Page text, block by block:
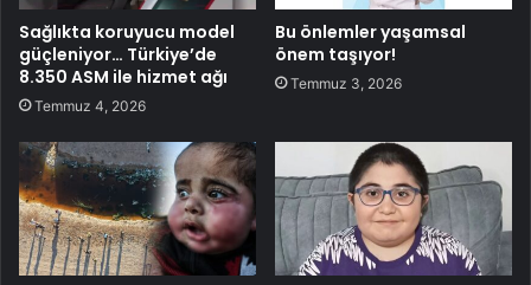
Sağlıkta koruyucu model
güçleniyor… Türkiye’de
8.350 ASM ile hizmet ağı
Temmuz 4, 2026
Bu önlemler yaşamsal
önem taşıyor!
Temmuz 3, 2026